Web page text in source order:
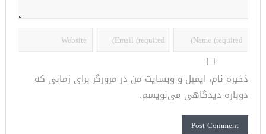
ذخیره نام، ایمیل و وبسایت من در مرورگر برای زمانی که
دوباره دیدگاهی می‌نویسم.